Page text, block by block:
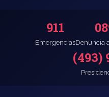
911
EmergenciasDenuncia
(493)